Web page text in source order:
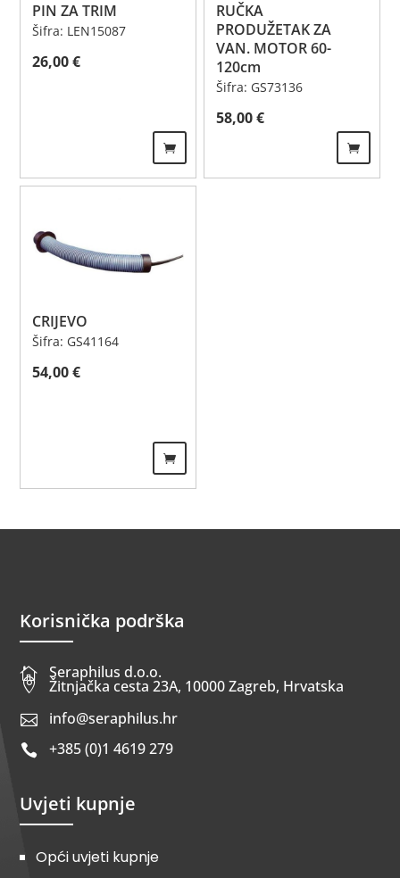
PIN ZA TRIM
Šifra: LEN15087
26,00€
RUČKA
PRODUŽETAK ZA
VAN. MOTOR 60-
120cm
Šifra: GS73136
58,00€
CRIJEVO
Šifra: GS41164
54,00€
Korisnička podrška
 Seraphilus d.o.o.
 Žitnjačka cesta 23A, 10000 Zagreb, Hrvatska
 info@seraphilus.hr
 +385 (0)1 4619 279
Uvjeti kupnje
Opći uvjeti kupnje